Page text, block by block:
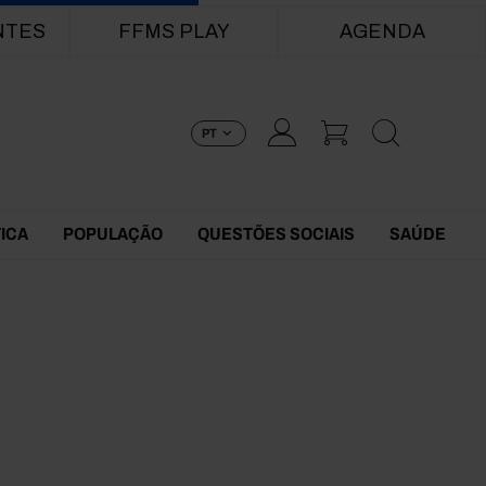
FFMS PLAY AGENDA
PT
POPULAÇÃO QUESTÕES SOCIAIS SAÚDE